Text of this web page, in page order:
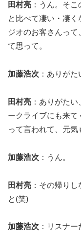
田村亮 ：うん。そ
と比べて凄い・凄
ジオのお客さんっ
て思って。
加藤浩次 ：ありがた
田村亮 ：ありがた
ークライブにも来て
って言われて、元気
加藤浩次 ：うん。
田村亮 ：その帰り
と(笑)
加藤浩次 ：リスナ